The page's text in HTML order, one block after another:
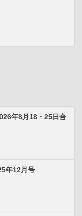
年8月18・25日合
年12月号